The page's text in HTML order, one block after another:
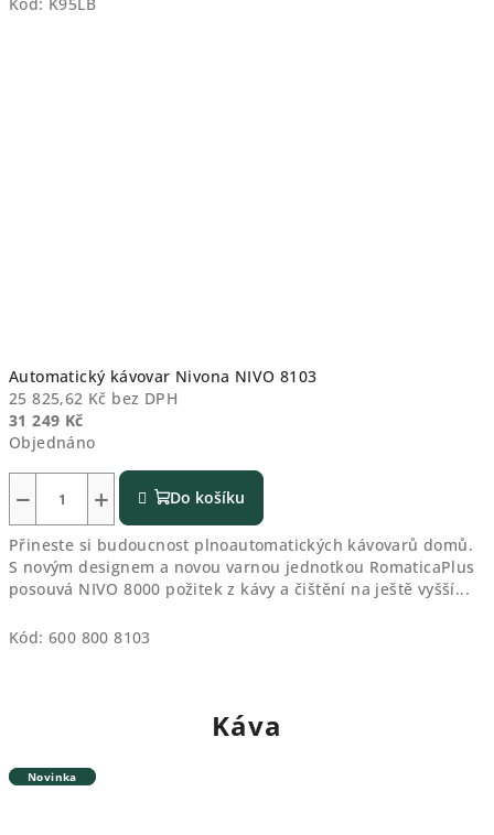
Automatický kávovar Nivona NIVO 8103
25 825,62 Kč bez DPH
31 249 Kč
Objednáno
+
− Do košíku
Přineste si budoucnost plnoautomatických kávovarů domů.
S novým designem a novou varnou jednotkou RomaticaPlus
posouvá NIVO 8000 požitek z kávy a čištění na ještě vyšší...
Kód: 600 800 8103
Káva
Novinka
Novinka